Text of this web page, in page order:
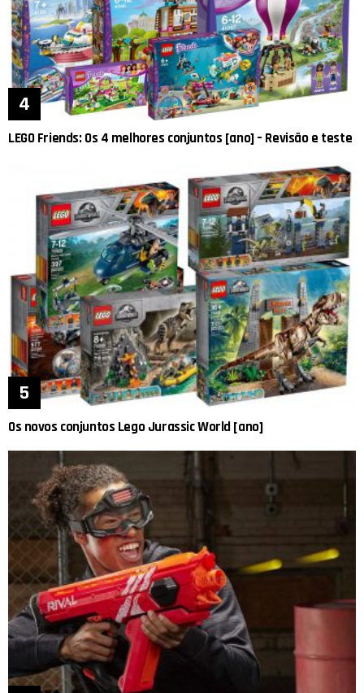
LEGO Friends: Os 4 melhores conjuntos [ano] – Revisão e teste
Os novos conjuntos Lego Jurassic World [ano]